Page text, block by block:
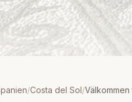
/Costa del Sol/